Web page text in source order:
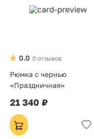
0 отзывов
0.0
Рюмка с чернью
«Праздничная»
21 340 ₽